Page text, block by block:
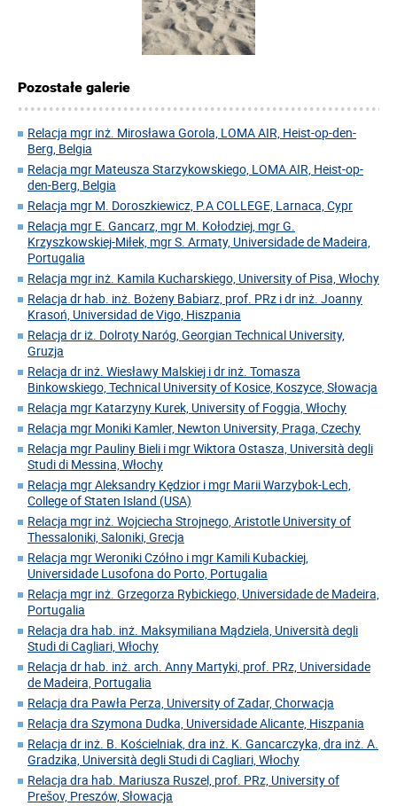
Pozostałe galerie
Relacja mgr inż. Mirosława Gorola, LOMA AIR, Heist-op-den-
Berg, Belgia
Relacja mgr Mateusza Starzykowskiego, LOMA AIR, Heist-op-
den-Berg, Belgia
Relacja mgr M. Doroszkiewicz, P.A COLLEGE, Larnaca, Cypr
Relacja mgr E. Gancarz, mgr M. Kołodziej, mgr G.
Krzyszkowskiej-Miłek, mgr S. Armaty, Universidade de Madeira,
Portugalia
Relacja mgr inż. Kamila Kucharskiego, University of Pisa, Włochy
Relacja dr hab. inż. Bożeny Babiarz, prof. PRz i dr inż. Joanny
Krasoń, Universidad de Vigo, Hiszpania
Relacja dr iż. Dolroty Naróg, Georgian Technical University,
Gruzja
Relacja dr inż. Wiesławy Malskiej i dr inż. Tomasza
Binkowskiego, Technical University of Kosice, Koszyce, Słowacja
Relacja mgr Katarzyny Kurek, University of Foggia, Włochy
Relacja mgr Moniki Kamler, Newton University, Praga, Czechy
Relacja mgr Pauliny Bieli i mgr Wiktora Ostasza, Università degli
Studi di Messina, Włochy
Relacja mgr Aleksandry Kędzior i mgr Marii Warzybok-Lech,
College of Staten Island (USA)
Relacja mgr inż. Wojciecha Strojnego, Aristotle University of
Thessaloniki, Saloniki, Grecja
Relacja mgr Weroniki Czółno i mgr Kamili Kubackiej,
Universidade Lusofona do Porto, Portugalia
Relacja mgr inż. Grzegorza Rybickiego, Universidade de Madeira,
Portugalia
Relacja dra hab. inż. Maksymiliana Mądziela, Università degli
Studi di Cagliari, Włochy
Relacja dr hab. inż. arch. Anny Martyki, prof. PRz, Universidade
de Madeira, Portugalia
Relacja dra Pawła Perza, University of Zadar, Chorwacja
Relacja dra Szymona Dudka, Universidade Alicante, Hiszpania
Relacja dr inż. B. Kościelniak, dra inż. K. Gancarczyka, dra inż. A.
Gradzika, Università degli Studi di Cagliari, Włochy
Relacja dra hab. Mariusza Ruszel, prof. PRz, University of
Prešov, Preszów, Słowacja